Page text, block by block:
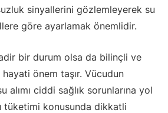
sinyallerini gözlemleyerek su
göre ayarlamak önemlidir.
bir durum olsa da bilinçli ve
önem taşır. Vücudun
alımı ciddi sağlık sorunlarına yol
tüketimi konusunda dikkatli